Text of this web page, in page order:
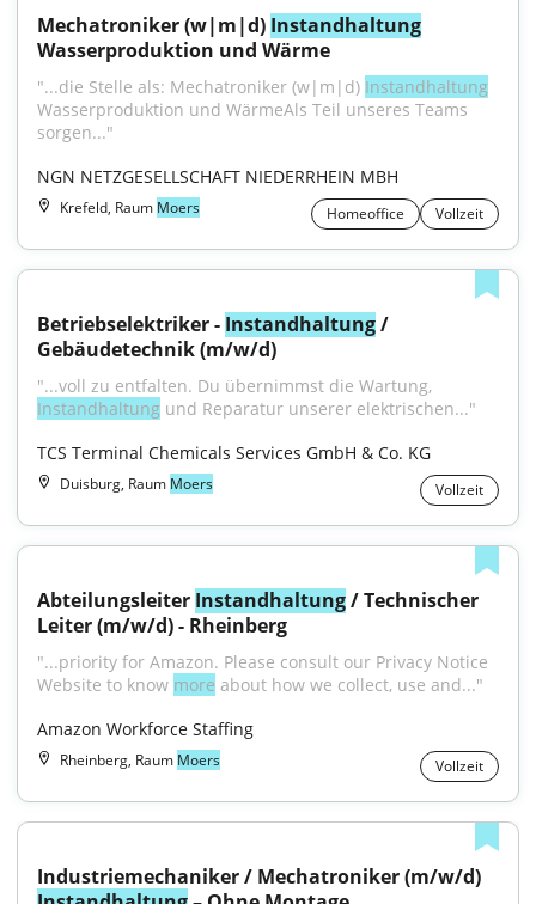
Mechatroniker (w|m|d) Instandhaltung
Wasserproduktion und Wärme
"...die Stelle als: Mechatroniker (w|m|d) Instandhaltung
Wasserproduktion und WärmeAls Teil unseres Teams
sorgen..."
NGN NETZGESELLSCHAFT NIEDERRHEIN MBH
Krefeld, Raum Moers Homeoffice Vollzeit
Betriebselektriker - Instandhaltung /
Gebäudetechnik (m/w/d)
Instandhaltung und Reparatur unserer elektrischen..."
TCS Terminal Chemicals Services GmbH & Co. KG
Duisburg, Raum Moers Vollzeit
Abteilungsleiter Instandhaltung / Technischer
Leiter (m/w/d) - Rheinberg
"...priority for Amazon. Please consult our Privacy Notice
Website to know more about how we collect, use and..."
Amazon Workforce Staffing
Rheinberg, Raum Moers Vollzeit